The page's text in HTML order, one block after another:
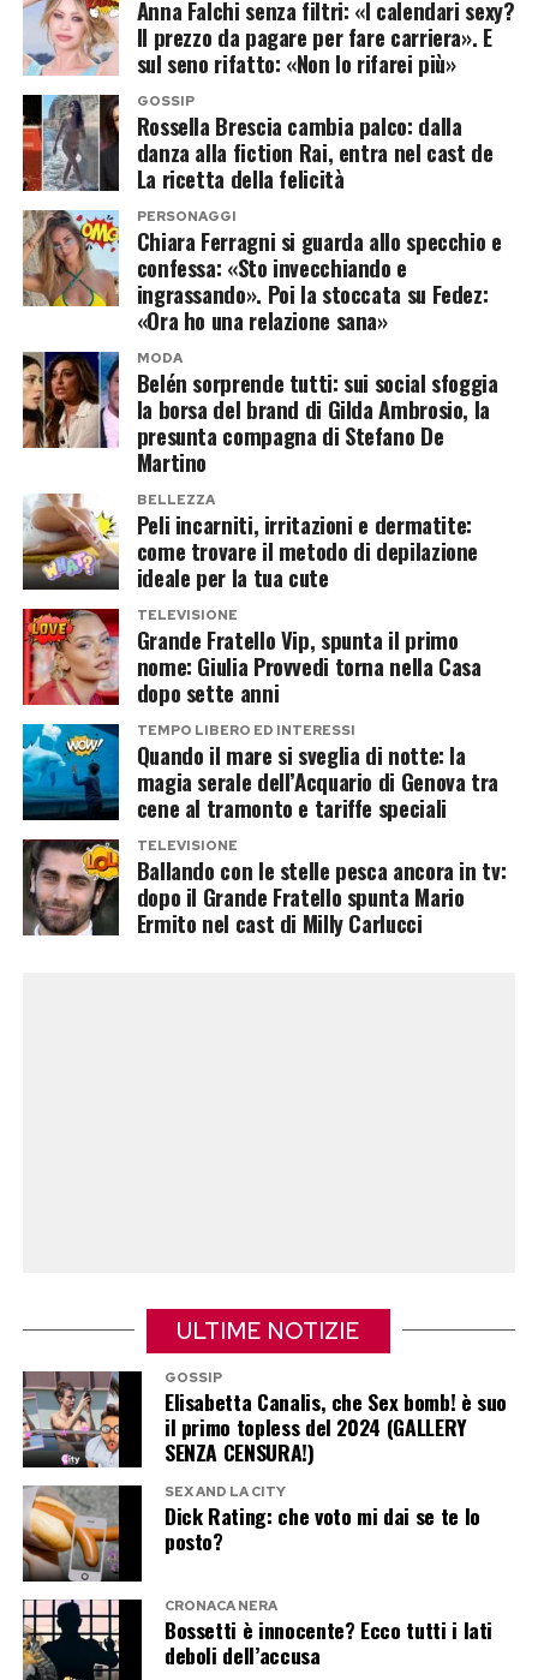
acido che esalti la sapidità del piatto, potete
rifinire gli spiedini con qualche goccia di glassa di
aceto balsamico tradizionale di Modena o una
spruzzata di succo di lime appena prima di
servire.
Post Views: 407
semi di girasole in una padella antiaderente
senza grassi per due o tre minuti, in modo da
risvegliare gli oli essenziali e amplificarne
l’aroma. Separatamente, si versa lo zucchero in
un pentolino dal fondo spesso insieme al miele
e al limone, lasciandolo sciogliere a fuoco dolce
senza mescolare vigorosamente per evitare la
cristallizzazione. Non appena il caramello
raggiunge un intenso colore nocciola dorato, si
incorporano rapidamente i semi tostati
mescolando con un cucchiaio di legno. Il
composto ottenuto va rovesciato
immediatamente su un foglio di carta da forno
spennellato con un velo d’olio neutro,
livellandolo con la spatola o con il dorso di un
mattarello unto prima che si solidifichi.
Consigli di conservazione e
abbinamenti sfiziosi
Una volta steso a uno spessore di circa mezzo
centimetro, l’impasto deve riposare a
temperatura ambiente per pochi minuti. Prima
del completo raffreddamento, si consiglia di
inciderlo con un coltello affilato per ricavare
barrette o rombi regolari. I nutrizionisti
suggeriscono che «utilizzare i semi di girasole
Anna Falchi senza filtri: «I calendari sexy?
Il prezzo da pagare per fare carriera». E
sul seno rifatto: «Non lo rifarei più»
GOSSIP
Rossella Brescia cambia palco: dalla
danza alla fiction Rai, entra nel cast de
La ricetta della felicità
PERSONAGGI
Chiara Ferragni si guarda allo specchio e
confessa: «Sto invecchiando e
ingrassando». Poi la stoccata su Fedez:
«Ora ho una relazione sana»
MODA
Belén sorprende tutti: sui social sfoggia
la borsa del brand di Gilda Ambrosio, la
presunta compagna di Stefano De
Martino
BELLEZZA
Peli incarniti, irritazioni e dermatite:
come trovare il metodo di depilazione
ideale per la tua cute
TELEVISIONE
Grande Fratello Vip, spunta il primo
nome: Giulia Provvedi torna nella Casa
dopo sette anni
TEMPO LIBERO ED INTERESSI
Quando il mare si sveglia di notte: la
magia serale dell’Acquario di Genova tra
cene al tramonto e tariffe speciali
TELEVISIONE
Ballando con le stelle pesca ancora in tv:
dopo il Grande Fratello spunta Mario
Ermito nel cast di Milly Carlucci
ULTIME NOTIZIE
GOSSIP
Elisabetta Canalis, che Sex bomb! è suo
il primo topless del 2024 (GALLERY
SENZA CENSURA!)
SEX AND LA CITY
Dick Rating: che voto mi dai se te lo
posto?
CRONACA NERA
Bossetti è innocente? Ecco tutti i lati
deboli dell’accusa